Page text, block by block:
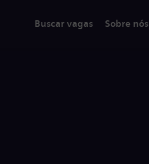
Buscar vagas Sobre nós